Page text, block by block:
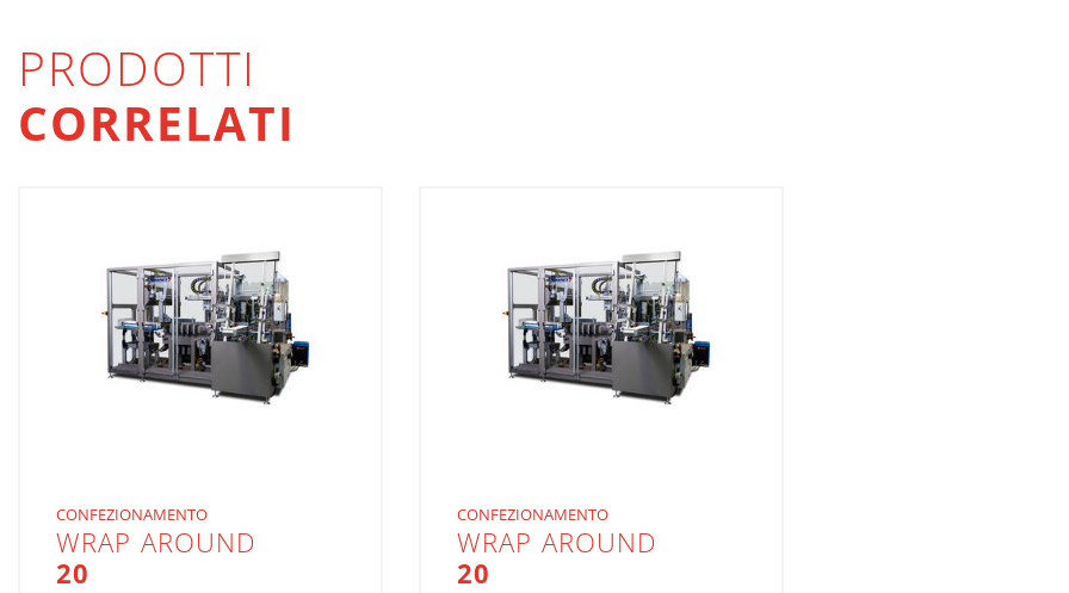
PRODOTTI
CORRELATI
CONFEZIONAMENTO
WRAP AROUND
20
CONFEZIONAMENTO
WRAP AROUND
20